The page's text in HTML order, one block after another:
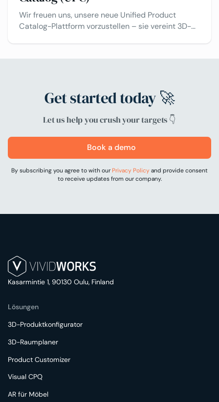
Wir freuen uns, unsere neue Unified Product
Catalog-Plattform vorzustellen – sie vereint 3D-
Get started today 🚀
Let us help you crush your targets 👇
Book a demo
By subscribing you agree to with our Privacy Policyand provide consent
to receive updates from our company.
Kasarmintie 1, 90130 Oulu, Finland
Lösungen
3D-Produktkonfigurator
3D-Raumplaner
Product Customizer
Visual CPQ
AR für Möbel